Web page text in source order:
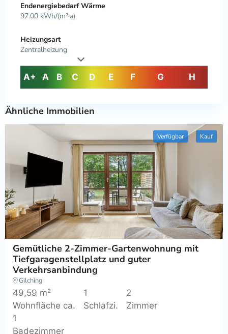
Endenergiebedarf Wärme
97.00 kWh/(m²·a)
Heizungsart
Zentralheizung
A+ A B C D E F G H
Ähnliche Immobilien
Verfügbar Kauf
Gemütliche 2-Zimmer-Gartenwohnung mit
Tiefgaragenstellplatz und guter
Verkehrsanbindung
Gilching
49,59 m²
Wohnfläche ca.
1
Schlafzi.
2
Zimmer
1
Badezimmer